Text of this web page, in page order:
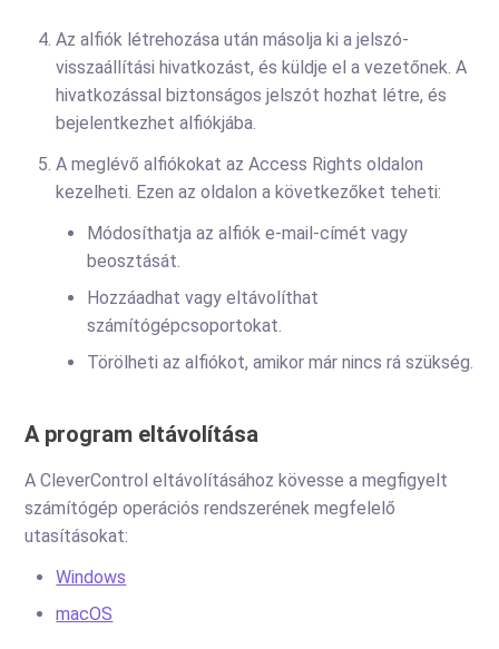
Az alfiók létrehozása után másolja ki a jelszó-
visszaállítási hivatkozást, és küldje el a vezetőnek. A
hivatkozással biztonságos jelszót hozhat létre, és
bejelentkezhet alfiókjába.
A meglévő alfiókokat az Access Rights oldalon
kezelheti. Ezen az oldalon a következőket teheti:
Módosíthatja az alfiók e-mail-címét vagy
beosztását.
Hozzáadhat vagy eltávolíthat
számítógépcsoportokat.
Törölheti az alfiókot, amikor már nincs rá szükség.
A program eltávolítása
A CleverControl eltávolításához kövesse a megfigyelt
számítógép operációs rendszerének megfelelő
utasításokat:
Windows
macOS